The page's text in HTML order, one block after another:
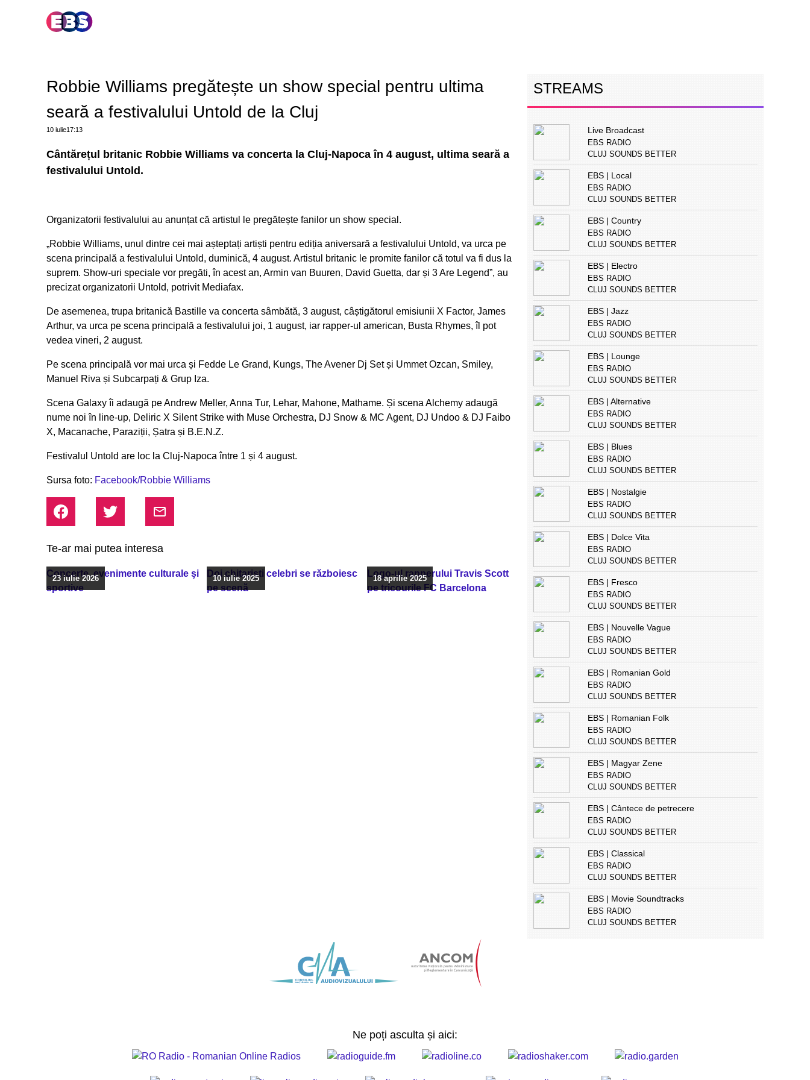
Robbie Williams pregătește un show special pentru ultima
seară a festivalului Untold de la Cluj
10 iulie17:13
Cântărețul britanic Robbie Williams va concerta la Cluj-Napoca în 4 august, ultima seară a
festivalului Untold.
Organizatorii festivalului au anunțat că artistul le pregătește fanilor un show special.
„Robbie Williams, unul dintre cei mai așteptați artiști pentru ediția aniversară a festivalului Untold, va urca pe
scena principală a festivalului Untold, duminică, 4 august. Artistul britanic le promite fanilor că totul va fi dus la
suprem. Show-uri speciale vor pregăti, în acest an, Armin van Buuren, David Guetta, dar și 3 Are Legend”, au
precizat organizatorii Untold, potrivit Mediafax.
De asemenea, trupa britanică Bastille va concerta sâmbătă, 3 august, câștigătorul emisiunii X Factor, James
Arthur, va urca pe scena principală a festivalului joi, 1 august, iar rapper-ul american, Busta Rhymes, îl pot
vedea vineri, 2 august.
Pe scena principală vor mai urca și Fedde Le Grand, Kungs, The Avener Dj Set și Ummet Ozcan, Smiley,
Manuel Riva și Subcarpați & Grup Iza.
Scena Galaxy îi adaugă pe Andrew Meller, Anna Tur, Lehar, Mahone, Mathame. Și scena Alchemy adaugă
nume noi în line-up, Deliric X Silent Strike with Muse Orchestra, DJ Snow & MC Agent, DJ Undoo & DJ Faibo
X, Macanache, Paraziții, Șatra și B.E.N.Z.
Festivalul Untold are loc la Cluj-Napoca între 1 și 4 august.
Sursa foto: Facebook/Robbie Williams
Te-ar mai putea interesa
Concerte, evenimente culturale şi
sportive
23 iulie 2026
Doi chitarişti celebri se războiesc
pe scenă
10 iulie 2025
Logo-ul rapperului Travis Scott
pe tricourile FC Barcelona
18 aprilie 2025
STREAMS
Live Broadcast
EBS RADIO
CLUJ SOUNDS BETTER
EBS | Local
EBS RADIO
CLUJ SOUNDS BETTER
EBS | Country
EBS RADIO
CLUJ SOUNDS BETTER
EBS | Electro
EBS RADIO
CLUJ SOUNDS BETTER
EBS | Jazz
EBS RADIO
CLUJ SOUNDS BETTER
EBS | Lounge
EBS RADIO
CLUJ SOUNDS BETTER
EBS | Alternative
EBS RADIO
CLUJ SOUNDS BETTER
EBS | Blues
EBS RADIO
CLUJ SOUNDS BETTER
EBS | Nostalgie
EBS RADIO
CLUJ SOUNDS BETTER
EBS | Dolce Vita
EBS RADIO
CLUJ SOUNDS BETTER
EBS | Fresco
EBS RADIO
CLUJ SOUNDS BETTER
EBS | Nouvelle Vague
EBS RADIO
CLUJ SOUNDS BETTER
EBS | Romanian Gold
EBS RADIO
CLUJ SOUNDS BETTER
EBS | Romanian Folk
EBS RADIO
CLUJ SOUNDS BETTER
EBS | Magyar Zene
EBS RADIO
CLUJ SOUNDS BETTER
EBS | Cântece de petrecere
EBS RADIO
CLUJ SOUNDS BETTER
EBS | Classical
EBS RADIO
CLUJ SOUNDS BETTER
EBS | Movie Soundtracks
EBS RADIO
CLUJ SOUNDS BETTER
Ne poți asculta și aici: